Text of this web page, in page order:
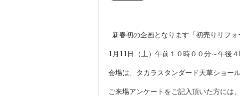
新春初の企画となります「初売りリフォ
1月11日（土）午前１０時００分～午後
会場は、タカラスタンダード天草ショー
ご来場アンケートをご記入頂いた方には